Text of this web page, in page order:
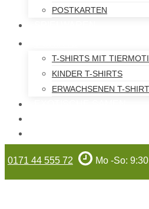
POSTKARTEN
T-SHIRTS MIT
KINDER T-SHIRTS
ERWACHSENEN T-
0171 44 555 72 Mo -So: